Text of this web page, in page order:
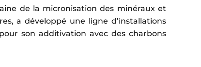
de la micronisation des minéraux et
a développé une ligne d’installations
son additivation avec des charbons